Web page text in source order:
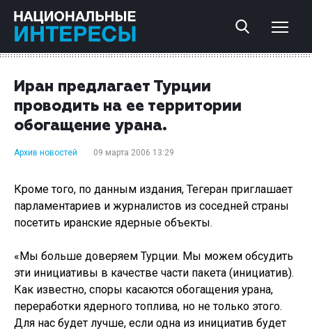
Иран предлагает Турции
проводить на ее территории
обогащение урана.
Архив новостей 09 марта 2006 13:29
Кроме того, по данным издания, Тегеран приглашает
парламентариев и журналистов из соседней страны
посетить иранские ядерные объекты.
«Мы больше доверяем Турции. Мы можем обсудить
эти инициативы в качестве части пакета (инициатив).
Как известно, споры касаются обогащения урана,
переработки ядерного топлива, но не только этого.
Для нас будет лучше, если одна из инициатив будет